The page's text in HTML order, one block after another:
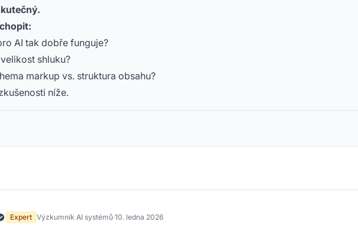
AI tak dobře funguje?
shluku?
markup vs. struktura obsahu?
níže.
Expert Výzkumník AI systémů·10. ledna 2026